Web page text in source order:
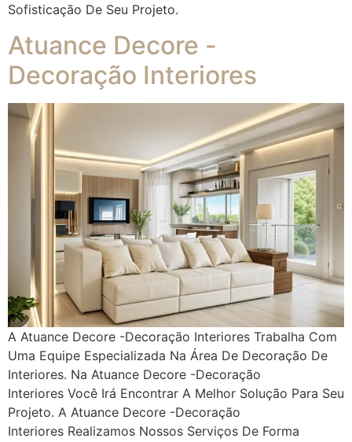
Sofisticação De Seu Projeto.
Atuance Decore -
Decoração Interiores
A Atuance Decore -Decoração Interiores Trabalha Com
Uma Equipe Especializada Na Área De Decoração De
Interiores. Na Atuance Decore -Decoração
Interiores Você Irá Encontrar A Melhor Solução Para Seu
Projeto. A Atuance Decore -Decoração
Interiores Realizamos Nossos Serviços De Forma